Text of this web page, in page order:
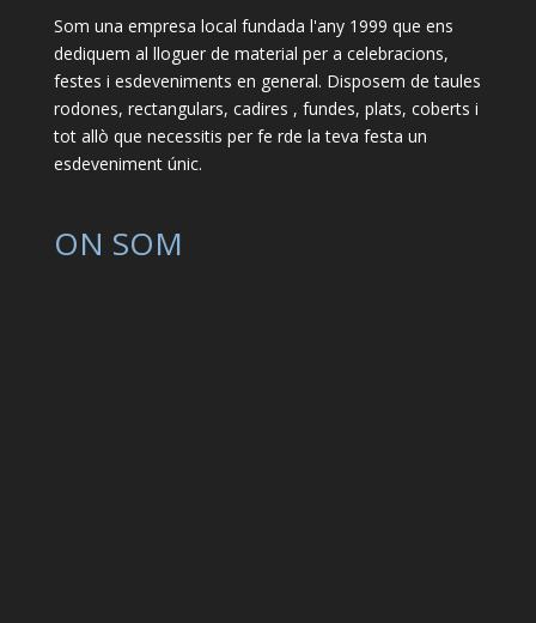
Som una empresa local fundada l'any 1999 que ens
dediquem al lloguer de material per a celebracions,
festes i esdeveniments en general. Disposem de taules
rodones, rectangulars, cadires , fundes, plats, coberts i
tot allò que necessitis per fe rde la teva festa un
esdeveniment únic.
ON SOM